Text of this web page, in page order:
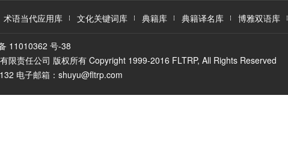
术语当代应用库 文化关键词库 典籍库 典籍译名库 博雅双语库
11010362 号-38
限责任公司 版权所有 Copyright 1999-2016 FLTRP, All Rights Reserved
电子邮箱：shuyu@fltrp.com